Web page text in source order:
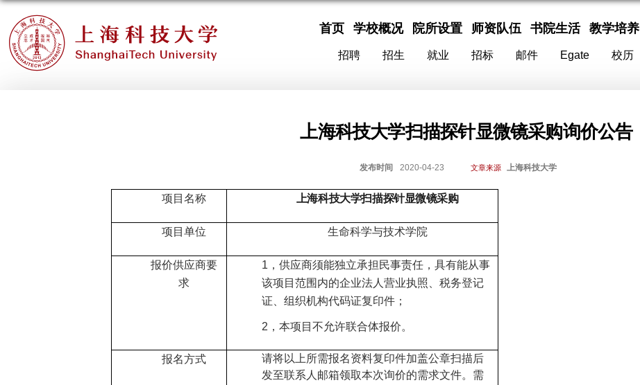
首页 学校概况 院所设置 师资队伍 书院生活 教学培养
招聘 招生 就业 招标 邮件 Egate 校历
上海科技大学扫描探针显微镜采购询价公告
发布时间 2020-04-23 文章来源 上海科技大学
项目名称 上海科技大学扫描探针显微镜采购
项目单位 生命科学与技术学院
报价供应商要
求
1 ，供应商须能独立承担民事责任，具有能从事
该项目范围内的企业法人营业执照、税务登记
证、组织机构代码证复印件；
2 ，本项目不允许联合体报价。
报名方式
请将以上所需报名资料复印件加盖公章扫描后
发至联系人邮箱领取本次询价的需求文件。需